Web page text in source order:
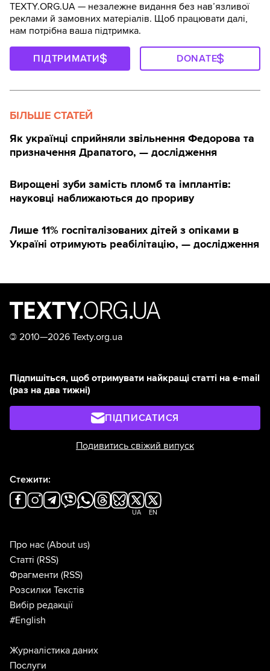
TEXTY.ORG.UA — незалежне видання без навʼязливої
реклами й замовних матеріалів. Щоб працювати далі,
нам потрібна ваша підтримка.
ПІДТРИМАТИ DONATE
БІЛЬШЕ СТАТЕЙ
Як українці сприйняли звільнення Федорова та
призначення Драпатого, — дослідження
Вирощені зуби замість пломб та імплантів:
науковці наближаються до прориву
Лише 11% госпіталізованих дітей з опіками в
Україні отримують реабілітацію, — дослідження
© 2010—2026 Texty.org.ua
Підпишіться, щоб отримувати найкращі статті на e-mail
(раз на два тижні)
ПІДПИСАТИСЯ
Подивитись свіжий випуск
Стежити:
UA EN
Про нас (About us)
Статті (RSS)
Фрагменти (RSS)
Розсилки Текстів
Вибір редакції
#English
Журналістика даних
Послуги